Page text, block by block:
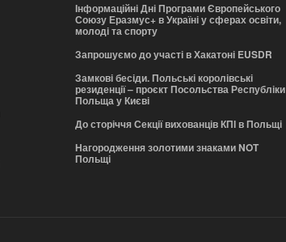
Інформаційні Дні Програми Європейського
Союзу Еразмус+ в Україні у сферах освіти,
молоді та спорту
Запрошуємо до участі в Хакатоні EUSDR
Замкові бесіди. Польські королівські
резиденції – проєкт Посольства Республіки
Польща у Києві
До сторіччя Секції вихованців КПІ в Польщі
Нагородження золотими знаками NOT
Польщі